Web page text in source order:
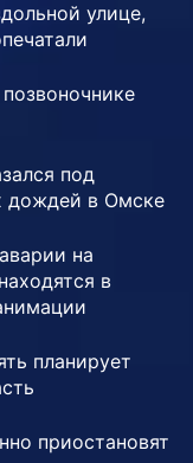
улице,
под
дождей в Омске
на
в
планирует
приостановят